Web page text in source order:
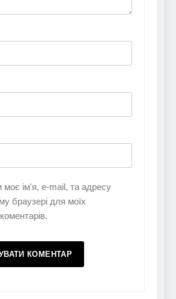
моє ім'я, e-mail, та адресу
браузері для моїх